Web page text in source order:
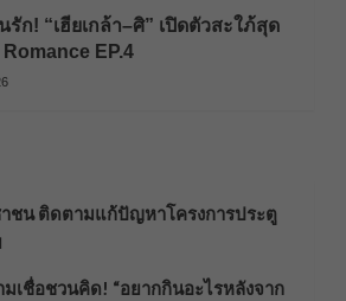
ก! “เฮียเกล้า–ศิ” เปิดตัวสะใภ้สุด
EP.4
ชน ติดตามแก้ปัญหาโครงการประตู
มเชื่อชวนคิด! “อยากกินอะไรหลังจาก